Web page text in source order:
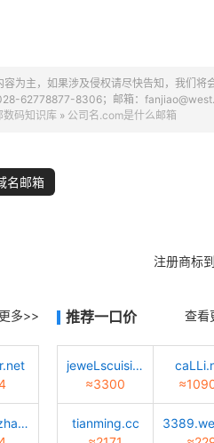
为主，如果涉及侵权请尽快告知，我们将
62778877-8306；邮箱：
数码知识库» 公司名.com是什么邮箱
名邮箱
注册商标
多>>
huisuanzhang.sd.cn
推荐一口价 查看
jeweLscuisine.com
≈3300
tianming.cc